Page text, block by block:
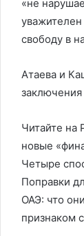
«не
свободу в
Атаева и
Читайте на
новые
Четыре
Поправки
ОАЭ: что
признаком